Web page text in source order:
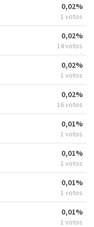
0,02%
1 votos
0,02%
14 votos
0,02%
1 votos
0,02%
16 votos
0,01%
1 votos
0,01%
1 votos
0,01%
1 votos
0,01%
1 votos